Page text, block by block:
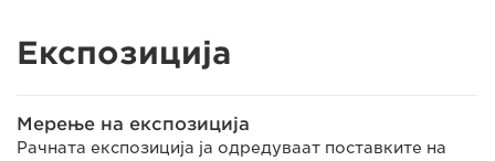
Експозиција
Мерење на експозиција
Рачната експозиција ја одредуваат поставките на